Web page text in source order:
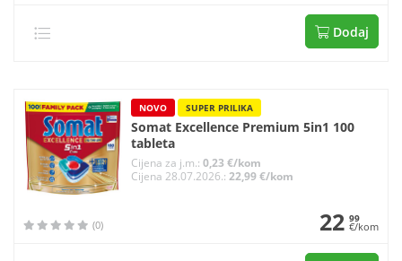
Dodaj
NOVO SUPER PRILIKA
Somat Excellence Premium 5in1 100
tableta
Cijena za j.m.: 0,23 €/kom
Cijena 28.07.2026.: 22,99 €/kom
(0) 22 99
€/kom